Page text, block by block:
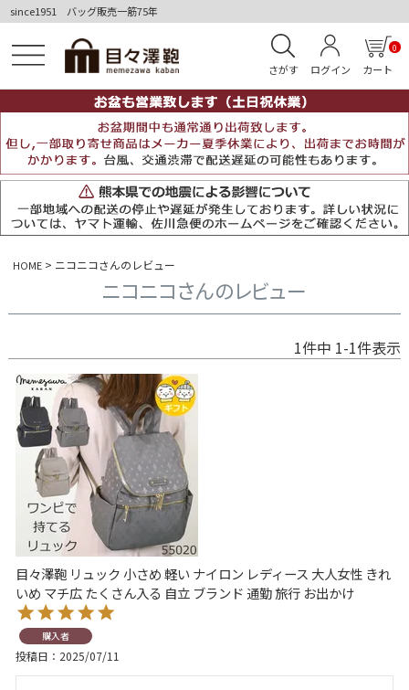
since1951 バッグ販売一筋75年
さがす ログイン カート
0
HOME ニコニコさんのレビュー
ニコニコさんのレビュー
1件中 1-1件表示
目々澤鞄 リュック 小さめ 軽い ナイロン レディース 大人女性 きれ
いめ マチ広 たくさん入る 自立 ブランド 通勤 旅行 お出かけ
購入者
投稿日 2025/07/11